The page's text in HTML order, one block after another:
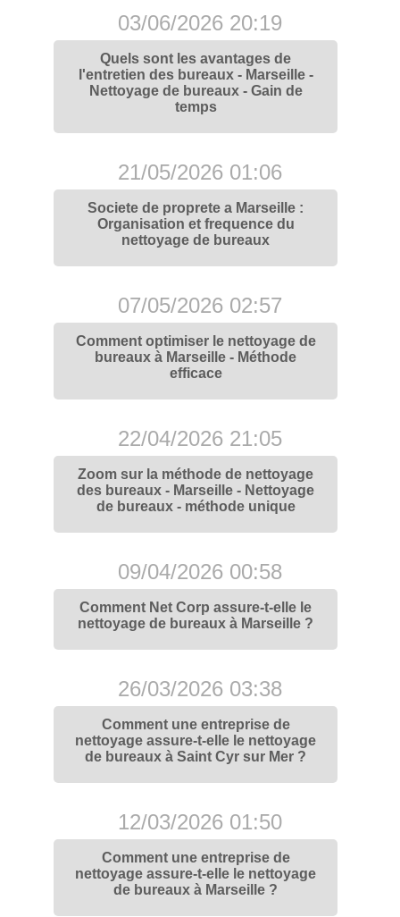
03/06/2026 20:19
Quels sont les avantages de
l'entretien des bureaux - Marseille -
Nettoyage de bureaux - Gain de
temps
21/05/2026 01:06
Societe de proprete a Marseille :
Organisation et frequence du
nettoyage de bureaux
07/05/2026 02:57
Comment optimiser le nettoyage de
bureaux à Marseille - Méthode
efficace
22/04/2026 21:05
Zoom sur la méthode de nettoyage
des bureaux - Marseille - Nettoyage
de bureaux - méthode unique
09/04/2026 00:58
Comment Net Corp assure-t-elle le
nettoyage de bureaux à Marseille ?
26/03/2026 03:38
Comment une entreprise de
nettoyage assure-t-elle le nettoyage
de bureaux à Saint Cyr sur Mer ?
12/03/2026 01:50
Comment une entreprise de
nettoyage assure-t-elle le nettoyage
de bureaux à Marseille ?